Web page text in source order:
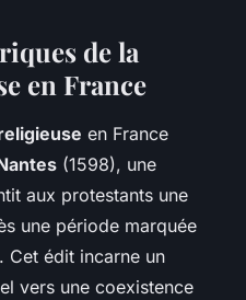
de la
en France
en France
(1598), une
aux protestants une
une période marquée
Cet édit incarne un
vers une coexistence